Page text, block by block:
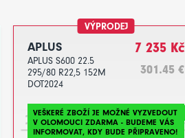
VÝPRODEJ
APLUS
APLUS S600 22.5
295/80 R22,5 152M
DOT2024
7 235 Kč
301.45 €
VEŠKERÉ ZBOŽÍ JE MOŽNÉ VYZVEDOUT
V OLOMOUCI ZDARMA - BUDEME VÁS
INFORMOVAT, KDY BUDE PŘIPRAVENO!